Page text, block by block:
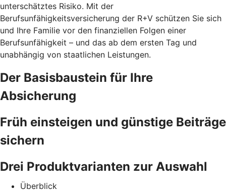
unterschätztes Risiko. Mit der
Berufsunfähigkeitsversicherung der R+V schützen Sie sich
und Ihre Familie vor den finanziellen Folgen einer
Berufsunfähigkeit – und das ab dem ersten Tag und
unabhängig von staatlichen Leistungen.
Der Basisbaustein für Ihre
Absicherung
Früh einsteigen und günstige Beiträge
sichern
Drei Produktvarianten zur Auswahl
Überblick